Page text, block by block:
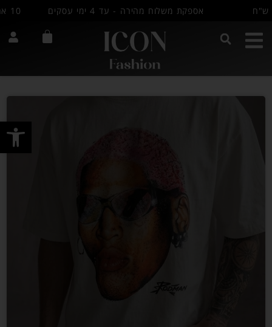
אספקת משלוח מהירה - עד 4 ימי עסקים
לכל הקולקציה